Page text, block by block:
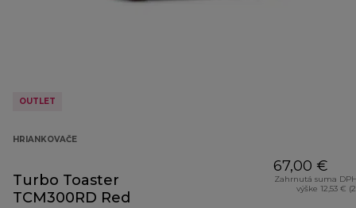
OUTLET
HRIANKOVAČE
Turbo Toaster
TCM300RD Red
67,00 €
Zahrnutá suma
výške 12,53 €